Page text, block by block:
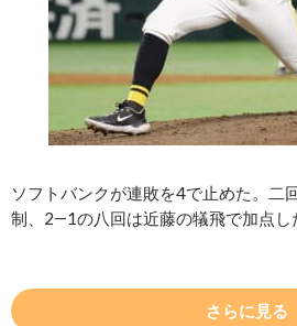
ソフトバンクが連敗を4で止めた。二
制、2―1の八回は近藤の犠飛で加点
さらに見る